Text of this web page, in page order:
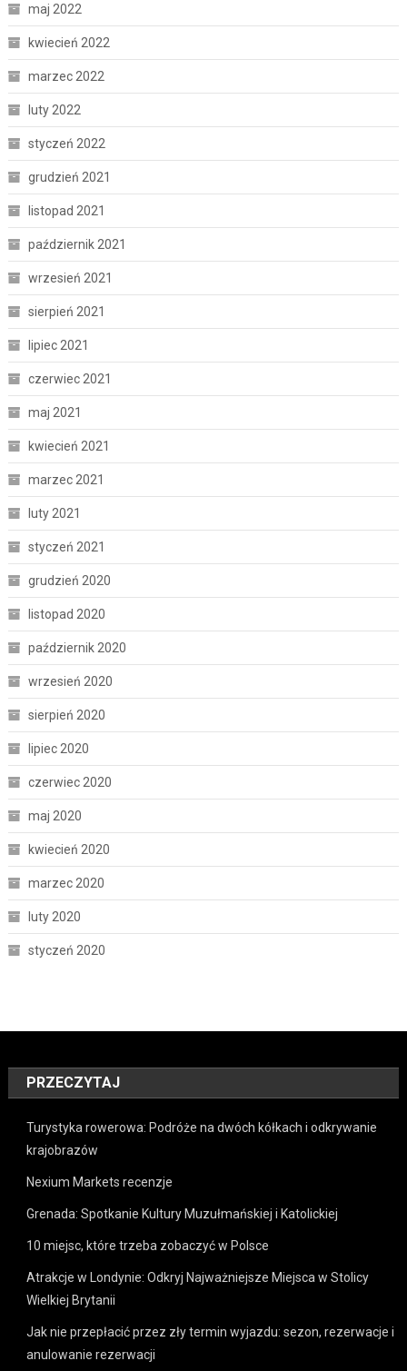
maj 2022
kwiecień 2022
marzec 2022
luty 2022
styczeń 2022
grudzień 2021
listopad 2021
październik 2021
wrzesień 2021
sierpień 2021
lipiec 2021
czerwiec 2021
maj 2021
kwiecień 2021
marzec 2021
luty 2021
styczeń 2021
grudzień 2020
listopad 2020
październik 2020
wrzesień 2020
sierpień 2020
lipiec 2020
czerwiec 2020
maj 2020
kwiecień 2020
marzec 2020
luty 2020
styczeń 2020
PRZECZYTAJ
Turystyka rowerowa: Podróże na dwóch kółkach i odkrywanie
krajobrazów
Nexium Markets recenzje
Grenada: Spotkanie Kultury Muzułmańskiej i Katolickiej
10 miejsc, które trzeba zobaczyć w Polsce
Atrakcje w Londynie: Odkryj Najważniejsze Miejsca w Stolicy
Wielkiej Brytanii
Jak nie przepłacić przez zły termin wyjazdu: sezon, rezerwacje i
anulowanie rezerwacji